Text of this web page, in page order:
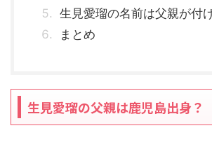
生見愛瑠の名前は父親が付
まとめ
生見愛瑠の父親は鹿児島出身？